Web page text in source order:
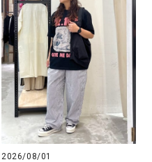
2026/08/01